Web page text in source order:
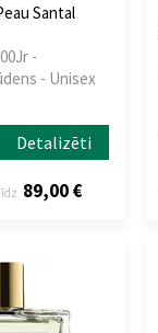
Santal
-
- Unisex
Detalizēti
89,00 €